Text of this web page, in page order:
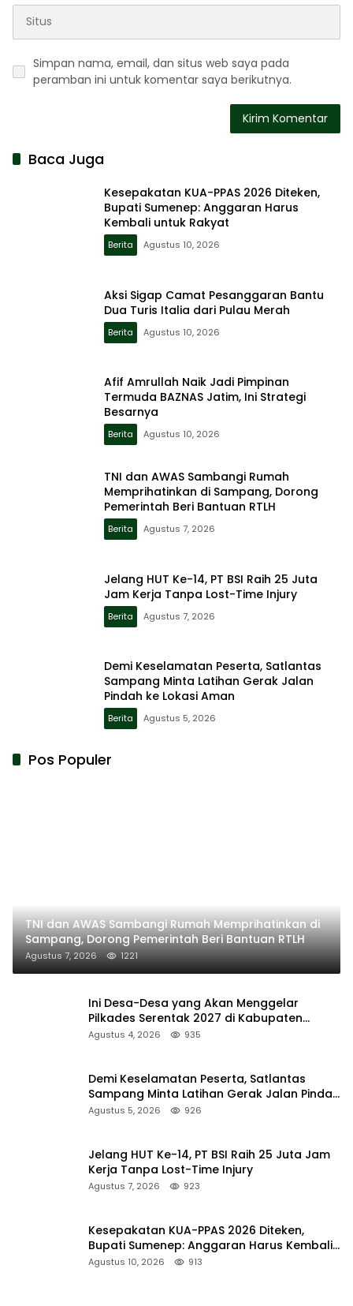
Simpan nama, email, dan situs web saya pada
peramban ini untuk komentar saya berikutnya.
Baca Juga
Kesepakatan KUA-PPAS 2026 Diteken,
Bupati Sumenep: Anggaran Harus
Kembali untuk Rakyat
Berita Agustus 10, 2026
Aksi Sigap Camat Pesanggaran Bantu
Dua Turis Italia dari Pulau Merah
Berita Agustus 10, 2026
Afif Amrullah Naik Jadi Pimpinan
Termuda BAZNAS Jatim, Ini Strategi
Besarnya
Berita Agustus 10, 2026
TNI dan AWAS Sambangi Rumah
Memprihatinkan di Sampang, Dorong
Pemerintah Beri Bantuan RTLH
Berita Agustus 7, 2026
Jelang HUT Ke-14, PT BSI Raih 25 Juta
Jam Kerja Tanpa Lost-Time Injury
Berita Agustus 7, 2026
Demi Keselamatan Peserta, Satlantas
Sampang Minta Latihan Gerak Jalan
Pindah ke Lokasi Aman
Berita Agustus 5, 2026
Pos Populer
TNI dan AWAS Sambangi Rumah Memprihatinkan di
Sampang, Dorong Pemerintah Beri Bantuan RTLH
Agustus 7, 2026 1221
Ini Desa-Desa yang Akan Menggelar
Pilkades Serentak 2027 di Kabupaten
Sumenep
Agustus 4, 2026 935
Demi Keselamatan Peserta, Satlantas
Sampang Minta Latihan Gerak Jalan Pindah
ke Lokasi Aman
Agustus 5, 2026 926
Jelang HUT Ke-14, PT BSI Raih 25 Juta Jam
Kerja Tanpa Lost-Time Injury
Agustus 7, 2026 923
Kesepakatan KUA-PPAS 2026 Diteken,
Bupati Sumenep: Anggaran Harus Kembali
untuk Rakyat
Agustus 10, 2026 913